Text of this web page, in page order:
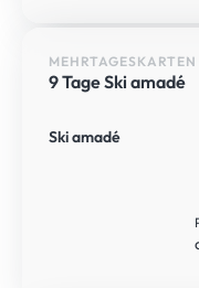
MEHRTAGESKARTEN
9 Tage Ski amadé
Ski amadé